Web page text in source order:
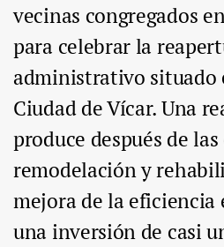
vecinas congregados
para celebrar la
administrativo situado
Ciudad de Vícar. Una
produce después de
remodelación y
mejora de la eficiencia
una inversión de casi